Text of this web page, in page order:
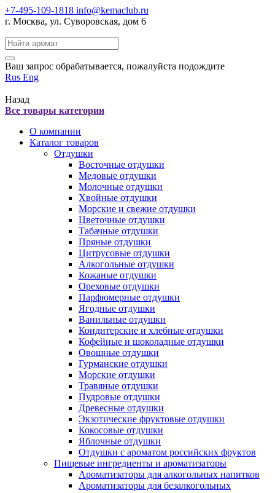
+7-495-109-1818 info@kemaclub.ru
г. Москва, ул. Суворовская, дом 6
Поиск:
Ваш запрос обрабатывается, пожалуйста подождите
Rus Eng
Назад
Все товары категории
О компании
Каталог товаров
Отдушки
Восточные отдушки
Медовые отдушки
Молочные отдушки
Хвойные отдушки
Морские и свежие отдушки
Цветочные отдушки
Табачные отдушки
Пряные отдушки
Цитрусовые отдушки
Алкогольные отдушки
Кожаные отдушки
Ореховые отдушки
Парфюмерные отдушки
Ягодные отдушки
Ванильные отдушки
Кондитерские и хлебные отдушки
Кофейные и шоколадные отдушки
Овощные отдушки
Гурманские отдушки
Морские отдушки
Травяные отдушки
Пудровые отдушки
Древесные отдушки
Экзотические фруктовые отдушки
Кокосовые отдушки
Яблочные отдушки
Отдушки с ароматом российских фруктов
Пищевые ингредиенты и ароматизаторы
Ароматизаторы для алкогольных напитков
Ароматизаторы для безалкогольных